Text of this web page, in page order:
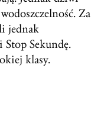
Za
jednak
Stop Sekundę.
klasy.